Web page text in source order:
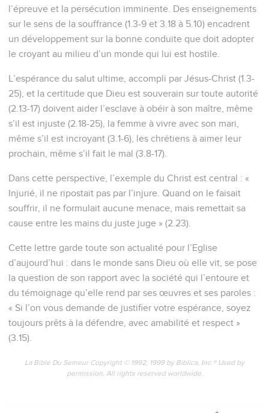
l’épreuve et la persécution imminente. Des enseignements
sur le sens de la souffrance (1.3-9 et 3.18 à 5.10) encadrent
un développement sur la bonne conduite que doit adopter
le croyant au milieu d’un monde qui lui est hostile.
L’espérance du salut ultime, accompli par Jésus-Christ (1.3-
25), et la certitude que Dieu est souverain sur toute autorité
(2.13-17) doivent aider l’esclave à obéir à son maître, même
s’il est injuste (2.18-25), la femme à vivre avec son mari,
même s’il est incroyant (3.1-6), les chrétiens à aimer leur
prochain, même s’il fait le mal (3.8-17).
Dans cette perspective, l’exemple du Christ est central : «
Injurié, il ne ripostait pas par l’injure. Quand on le faisait
souffrir, il ne formulait aucune menace, mais remettait sa
cause entre les mains du juste juge » (2.23).
Cette lettre garde toute son actualité pour l’Eglise
d’aujourd’hui : dans le monde sans Dieu où elle vit, se pose
la question de son rapport avec la société qui l’entoure et
du témoignage qu’elle rend par ses œuvres et ses paroles :
« Si l’on vous demande de justifier votre espérance, soyez
toujours prêts à la défendre, avec amabilité et respect »
(3.15).
La Bible Du Semeur Copyright © 1992, 1999 by Biblica, Inc.® Used by
permission. All rights reserved worldwide.